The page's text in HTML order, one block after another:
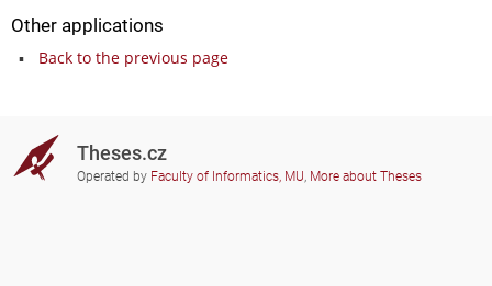
Other applications
Back to the previous page
Theses.cz
Operated by Faculty of Informatics, MU, More about Theses